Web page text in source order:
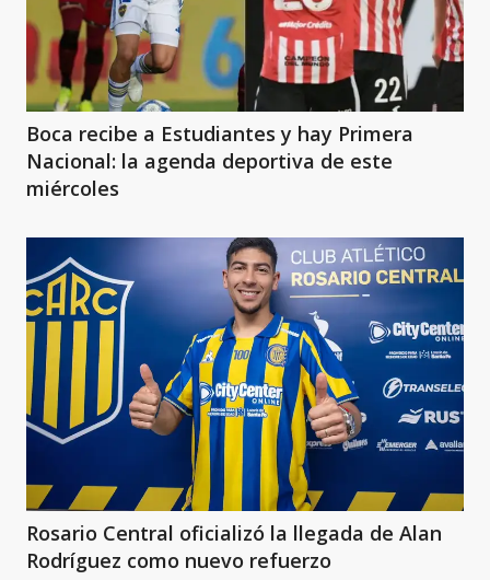
Boca recibe a Estudiantes y hay Primera
Nacional: la agenda deportiva de este
miércoles
Rosario Central oficializó la llegada de Alan
Rodríguez como nuevo refuerzo